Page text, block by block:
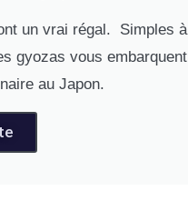
un vrai régal. Simples à
gyozas vous embarquent
au Japon.